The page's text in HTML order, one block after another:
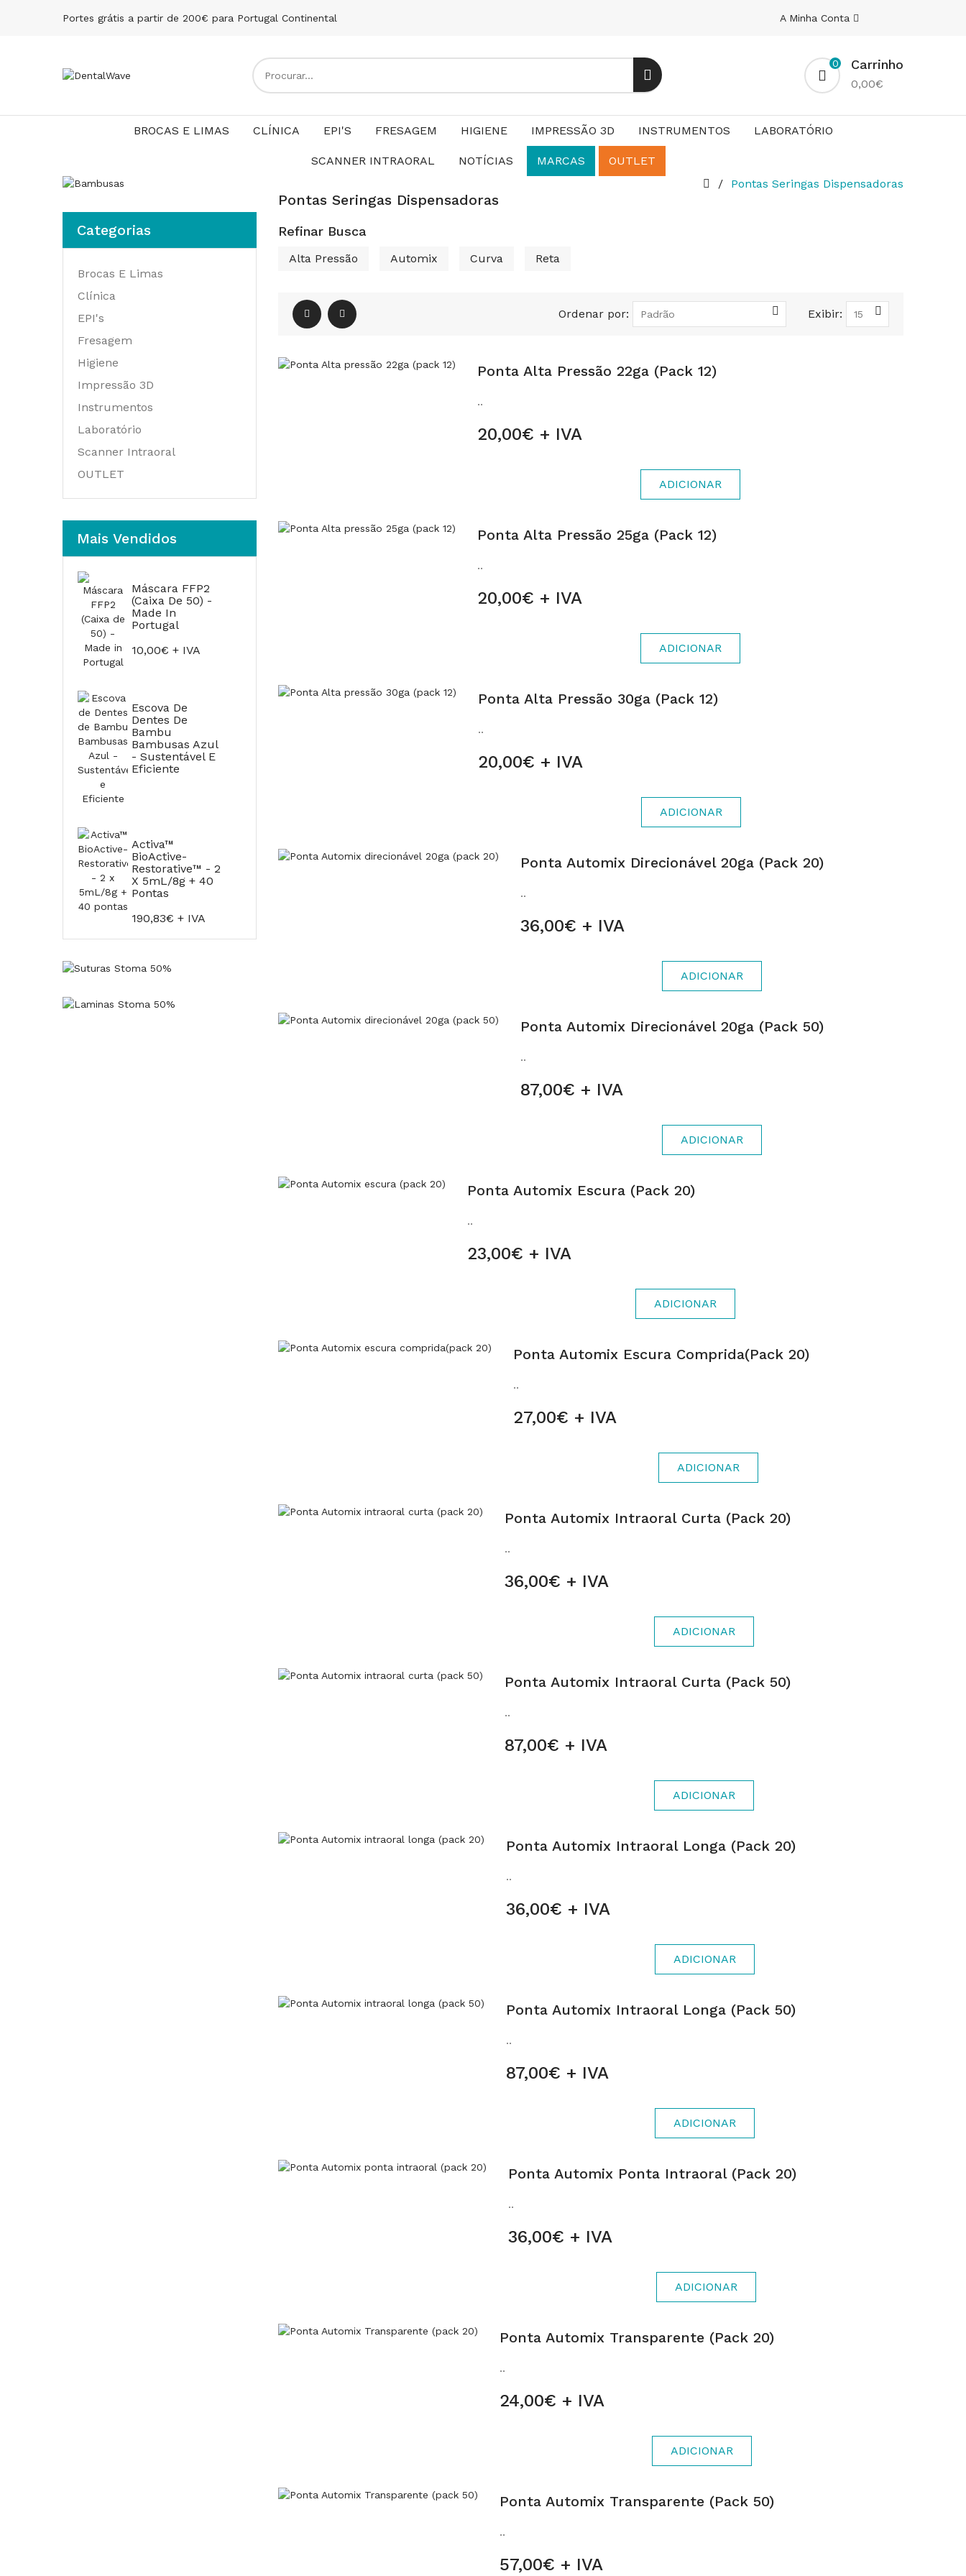
Portes grátis a partir de 200€ para Portugal Continental A Minha Conta
0 Carrinho
0,00€
BROCAS E LIMAS CLÍNICA EPI'S FRESAGEM HIGIENE IMPRESSÃO 3D INSTRUMENTOS LABORATÓRIO
SCANNER INTRAORAL NOTÍCIAS MARCAS
OUTLET
Pontas Seringas Dispensadoras
Categorias
Brocas E Limas
Clínica
EPI's
Fresagem
Higiene
Impressão 3D
Instrumentos
Laboratório
Scanner Intraoral
OUTLET
Mais Vendidos
Máscara FFP2
(Caixa De 50) -
Made In
Portugal
10,00€ + IVA
Escova De
Dentes De
Bambu
Bambusas Azul
- Sustentável E
Eficiente
Activa™
BioActive-
Restorative™ - 2
X 5mL/8g + 40
Pontas
190,83€ + IVA
Pontas Seringas Dispensadoras
Refinar Busca
Alta Pressão Automix Curva Reta
Ordenar por: Exibir:
Ponta Alta Pressão 22ga (pack 12)
..
20,00€ + IVA
ADICIONAR
Ponta Alta Pressão 25ga (pack 12)
..
20,00€ + IVA
ADICIONAR
Ponta Alta Pressão 30ga (pack 12)
..
20,00€ + IVA
ADICIONAR
Ponta Automix Direcionável 20ga (pack 20)
..
36,00€ + IVA
ADICIONAR
Ponta Automix Direcionável 20ga (pack 50)
..
87,00€ + IVA
ADICIONAR
Ponta Automix Escura (pack 20)
..
23,00€ + IVA
ADICIONAR
Ponta Automix Escura Comprida(pack 20)
..
27,00€ + IVA
ADICIONAR
Ponta Automix Intraoral Curta (pack 20)
..
36,00€ + IVA
ADICIONAR
Ponta Automix Intraoral Curta (pack 50)
..
87,00€ + IVA
ADICIONAR
Ponta Automix Intraoral Longa (pack 20)
..
36,00€ + IVA
ADICIONAR
Ponta Automix Intraoral Longa (pack 50)
..
87,00€ + IVA
ADICIONAR
Ponta Automix Ponta Intraoral (pack 20)
..
36,00€ + IVA
ADICIONAR
Ponta Automix Transparente (pack 20)
..
24,00€ + IVA
ADICIONAR
Ponta Automix Transparente (pack 50)
..
57,00€ + IVA